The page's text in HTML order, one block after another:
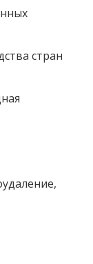
стран